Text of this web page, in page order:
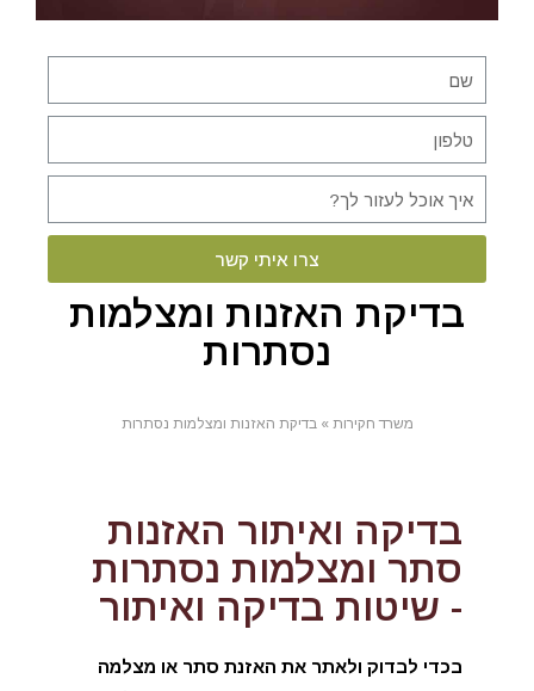
בדיקת האזנות ומצלמות
נסתרות
משרד חקירות »בדיקת האזנות ומצלמות נסתרות
בדיקה ואיתור האזנות
סתר ומצלמות נסתרות
- שיטות בדיקה ואיתור
בכדי לבדוק ולאתר את האזנת סתר או מצלמה
צרו איתי קשר